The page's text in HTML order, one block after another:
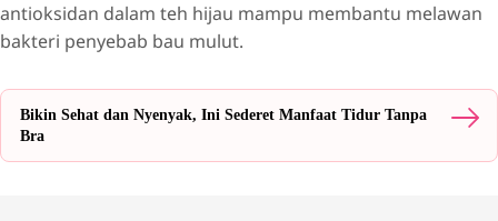
antioksidan dalam teh hijau mampu membantu melawan
bakteri penyebab bau mulut.
Bikin Sehat dan Nyenyak, Ini Sederet Manfaat Tidur Tanpa
Bra